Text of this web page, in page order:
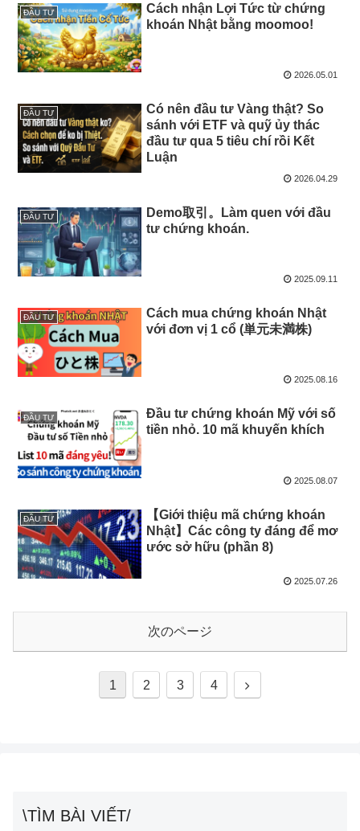
ĐẦU TƯ
Cách nhận Lợi Tức từ chứng
khoán Nhật bằng moomoo!
2026.05.01
ĐẦU TƯ
Có nên đầu tư Vàng thật? So
sánh với ETF và quỹ ủy thác
đầu tư qua 5 tiêu chí rồi Kết
Luận
2026.04.29
ĐẦU TƯ
Demo取引。Làm quen với đầu
tư chứng khoán.
2025.09.11
ĐẦU TƯ
Cách mua chứng khoán Nhật
với đơn vị 1 cổ (単元未満株)
2025.08.16
ĐẦU TƯ
Đầu tư chứng khoán Mỹ với số
tiền nhỏ. 10 mã khuyến khích
2025.08.07
ĐẦU TƯ
【Giới thiệu mã chứng khoán
Nhật】Các công ty đáng để mơ
ước sở hữu (phần 8)
2025.07.26
次のページ
1 2 3 4
次
\TÌM BÀI VIẾT/